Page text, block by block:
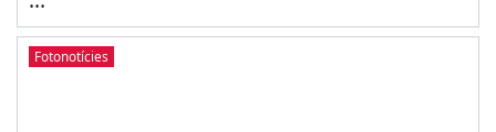
Fotonotícies